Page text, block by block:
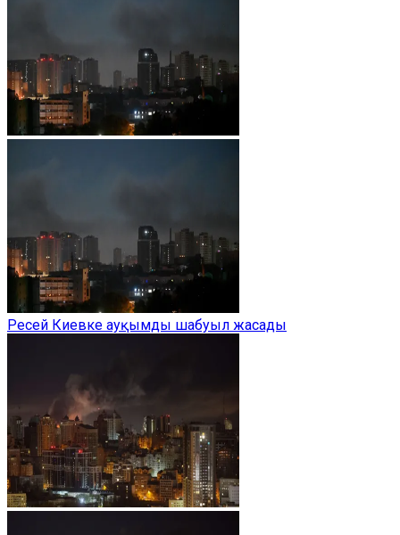
Ресей Киевке ауқымды шабуыл жасады